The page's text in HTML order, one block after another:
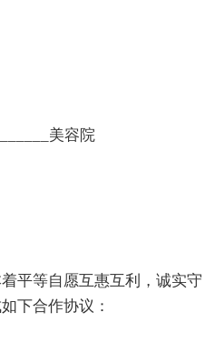
美容院
等自愿互惠互利，诚实守
下合作协议：